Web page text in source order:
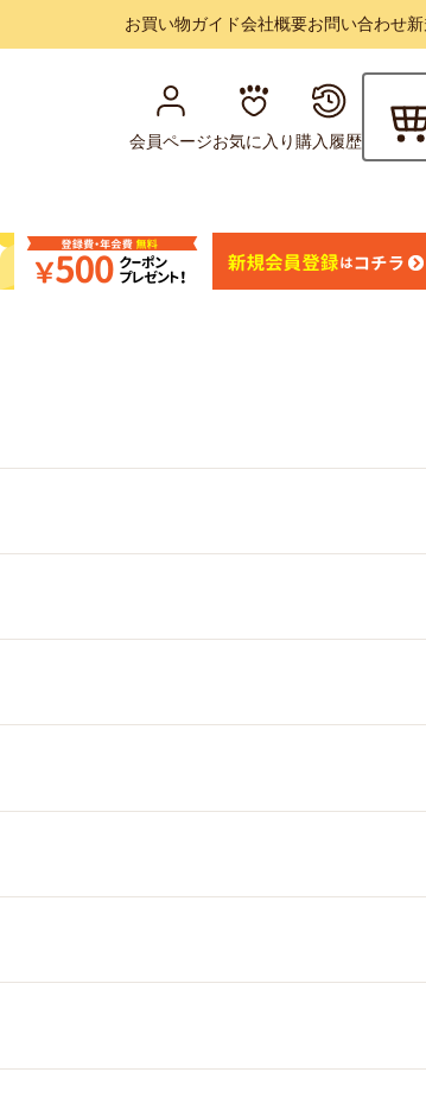
お買い物ガイド会社概要お問い合わせ
会員ページお気に入り購入履歴